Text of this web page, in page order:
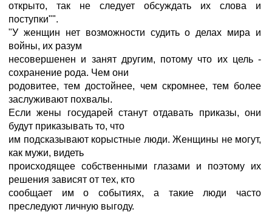
открыто, так не следует обсуждать их слова и
поступки"".
"У женщин нет возможности судить о делах мира и
войны, их разум
несовершенен и занят другим, потому что их цель -
сохранение рода. Чем они
родовитее, тем достойнее, чем скромнее, тем более
заслуживают похвалы.
Если жены государей станут отдавать приказы, они
будут приказывать то, что
им подсказывают корыстные люди. Женщины не могут,
как мужи, видеть
происходящее собственными глазами и поэтому их
решения зависят от тех, кто
сообщает им о событиях, а такие люди часто
преследуют личную выгоду.